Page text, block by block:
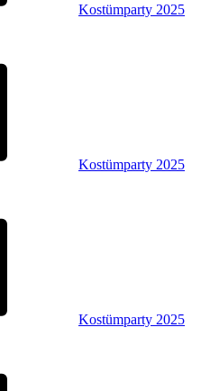
Kostümparty 2025
Kostümparty 2025
Kostümparty 2025